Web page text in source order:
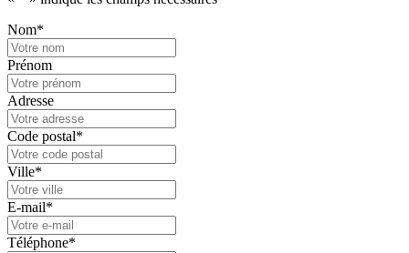
Nom*
Prénom
Adresse
Code postal*
Ville*
E-mail*
Téléphone*